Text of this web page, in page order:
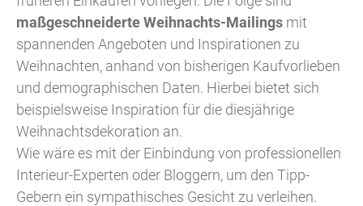
maßgeschneiderte Weihnachts-Mailings mit
spannenden Angeboten und Inspirationen zu
Weihnachten, anhand von bisherigen Kaufvorlieben
und demographischen Daten. Hierbei bietet sich
beispielsweise Inspiration für die diesjährige
Weihnachtsdekoration an.
Wie wäre es mit der Einbindung von professionellen
Interieur-Experten oder Bloggern, um den Tipp-
Gebern ein sympathisches Gesicht zu verleihen.